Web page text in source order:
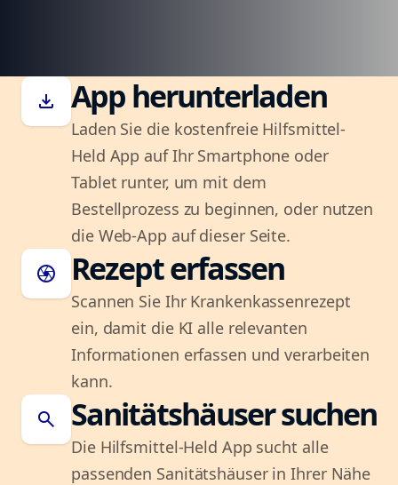
download App herunterladen
Laden Sie die kostenfreie Hilfsmittel-
Held App auf Ihr Smartphone oder
Tablet runter, um mit dem
Bestellprozess zu beginnen, oder nutzen
die Web-App auf dieser Seite.
camera Rezept erfassen
Scannen Sie Ihr Krankenkassenrezept
ein, damit die KI alle relevanten
Informationen erfassen und verarbeiten
kann.
search Sanitätshäuser suchen
Die Hilfsmittel-Held App sucht alle
passenden Sanitätshäuser in Ihrer Nähe